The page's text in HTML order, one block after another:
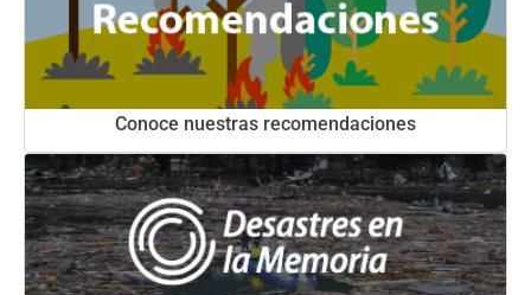
Conoce nuestras recomendaciones